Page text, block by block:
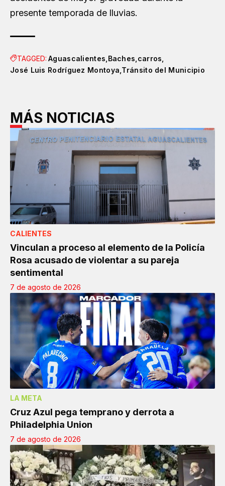
presente temporada de lluvias.
TAGGED: Aguascalientes Baches carros
José Luis Rodríguez Montoya Tránsito del Municipio
MÁS NOTICIAS
CALIENTES
Vinculan a proceso al elemento de la Policía
Rosa acusado de violentar a su pareja
sentimental
7 de agosto de 2026
LA META
Cruz Azul pega temprano y derrota a
Philadelphia Union
7 de agosto de 2026